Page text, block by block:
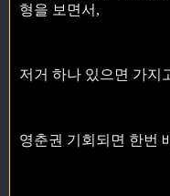
형을 보면서,
저거 하나 있으면 가지
영춘권 기회되면 한번